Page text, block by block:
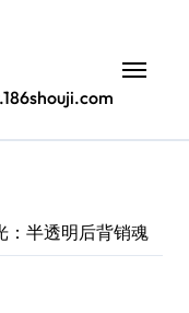
：半透明后背销魂